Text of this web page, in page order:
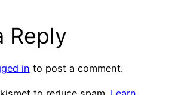
Reply
in to post a comment.